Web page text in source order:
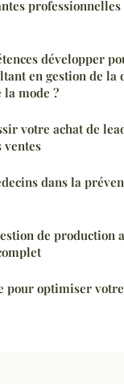
professionnelles
développer
en gestion de
la mode ?
votre achat de
ventes
dans la
de production
pour optimiser